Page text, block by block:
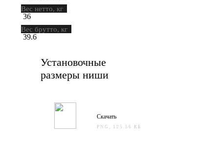
Вес нетто, кг
36
Вес брутто, кг
39.6
Установочные
размеры ниши
Скачать
PNG, 125.56 КБ